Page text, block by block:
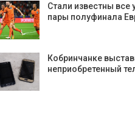
Стали известны все
пары полуфинала
Кобринчанке
неприобретенный